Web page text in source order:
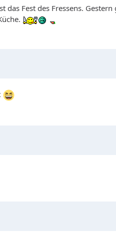
das Fest des Fressens.